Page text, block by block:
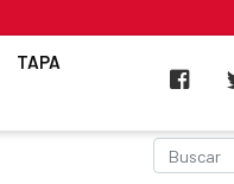
TAPA